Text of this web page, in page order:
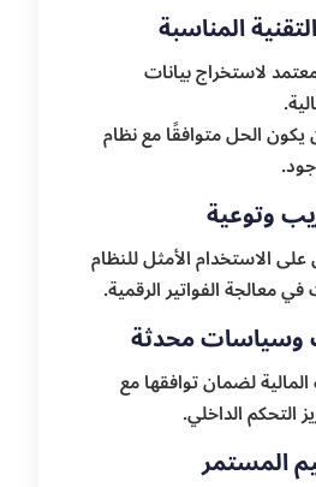
المناسبة
لاستخراج بيانات
الحل متوافقًا مع نظام
وتوعية
الاستخدام الأمثل للنظام
معالجة الفواتير الرقمية.
وسياسات محدثة
لضمان توافقها مع
التحكم الداخلي.
المستمر